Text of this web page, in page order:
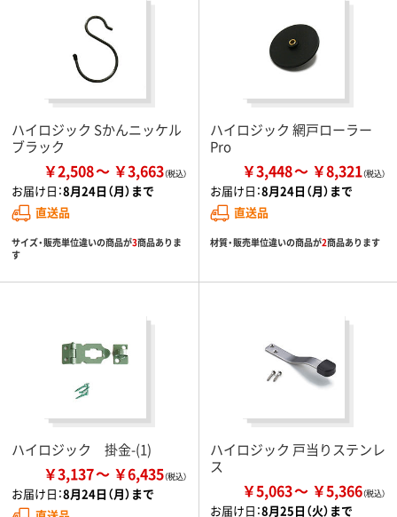
ハイロジック Sかんニッケル
ブラック
￥2,508 ￥3,663
お届け日：8月24日（月）まで
直送品
サイズ・販売単位違いの商品が3商品ありま
す
ハイロジック 網戸ローラー
Pro
￥3,448 ￥8,321
お届け日：8月24日（月）まで
直送品
材質・販売単位違いの商品が2商品あります
ハイロジック 掛金-(1)
￥3,137 ￥6,435
お届け日：8月24日（月）まで
ハイロジック 戸当りステンレ
ス
￥5,063 ￥5,366
お届け日：8月25日（火）まで